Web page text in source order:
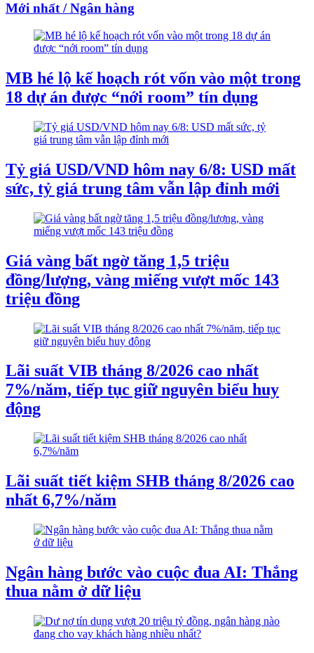
Mới nhất / Ngân hàng
MB hé lộ kế hoạch rót vốn vào một trong
18 dự án được “nới room” tín dụng
Tỷ giá USD/VND hôm nay 6/8: USD mất
sức, tỷ giá trung tâm vẫn lập đỉnh mới
Giá vàng bất ngờ tăng 1,5 triệu
đồng/lượng, vàng miếng vượt mốc 143
triệu đồng
Lãi suất VIB tháng 8/2026 cao nhất
7%/năm, tiếp tục giữ nguyên biểu huy
động
Lãi suất tiết kiệm SHB tháng 8/2026 cao
nhất 6,7%/năm
Ngân hàng bước vào cuộc đua AI: Thắng
thua nằm ở dữ liệu